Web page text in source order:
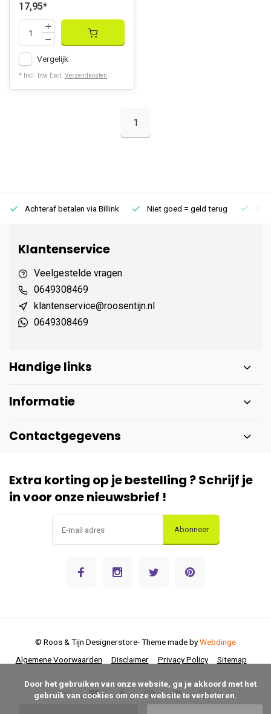
17,95*
Vergelijk
* Incl. btw Excl. Verzendkosten
1
Achteraf betalen via Billink Niet goed = geld terug
Klantenservice
Veelgestelde vragen
0649308469
klantenservice@roosentijn.nl
0649308469
Handige links
Informatie
Contactgegevens
Extra korting op je bestelling ? Schrijf je
in voor onze nieuwsbrief !
Abonneer
Algemene Voorwaarden Disclaimer Privacy Policy Sitemap
© Roos & Tijn Designerstore- Theme made byWebdinge
gebruik van cookies om onze website te verbeteren.